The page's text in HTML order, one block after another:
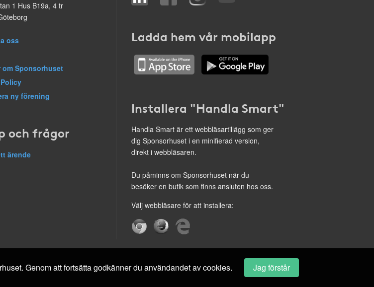
1 Hus B19a, 4 tr
oss
om Sponsorhuset
ny förening
och frågor
ärende
Ladda hem vår mobilapp
Installera "Handla Smart"
Handla Smart är ett webbläsartillägg som ger
dig Sponsorhuset i en minifierad version,
direkt i webbläsaren.
Du påminns om Sponsorhuset när du
besöker en butik som finns ansluten hos oss.
Välj webbläsare för att installera:
Genom att fortsätta godkänner du användandet av cookies. Jag förstår